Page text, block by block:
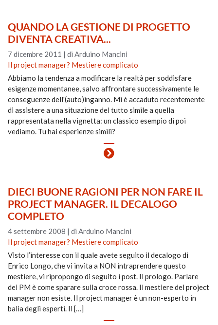
QUANDO LA GESTIONE DI PROGETTO
DIVENTA CREATIVA...
7 dicembre 2011 |di Arduino Mancini
Il project manager? Mestiere complicato
Abbiamo la tendenza a modificare la realtà per soddisfare
esigenze momentanee, salvo affrontare successivamente le
conseguenze dell'(auto)inganno. Mi è accaduto recentemente
di assistere a una situazione del tutto simile a quella
rappresentata nella vignetta: un classico esempio di poi
vediamo. Tu hai esperienze simili?
DIECI BUONE RAGIONI PER NON FARE IL
PROJECT MANAGER. IL DECALOGO
COMPLETO
4 settembre 2008 |di Arduino Mancini
Il project manager? Mestiere complicato
Visto l’interesse con il quale avete seguito il decalogo di
Enrico Longo, che vi invita a NON intraprendere questo
mestiere, vi ripropongo di seguito i post. Il prologo. Parlare
dei PM è come sparare sulla croce rossa. Il mestiere del project
manager non esiste. Il project manager è un non-esperto in
balìa degli esperti. Il […]